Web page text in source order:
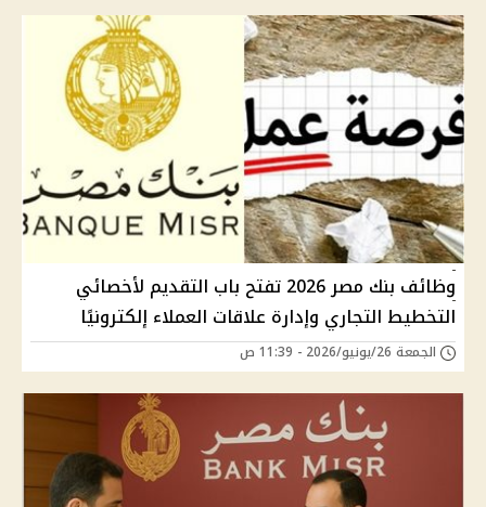
وظائف بنك مصر 2026 تفتح باب التقديم لأخصائي
التخطيط التجاري وإدارة علاقات العملاء إلكترونيًا
الجمعة 26/يونيو/2026 - 11:39 ص